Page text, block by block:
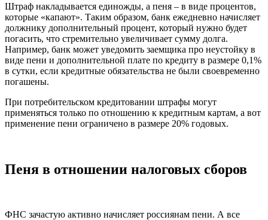
Штраф накладывается единожды, а пеня – в виде процентов,
которые «капают». Таким образом, банк ежедневно начисляет
должнику дополнительный процент, который нужно будет
погасить, что стремительно увеличивает сумму долга.
Например, банк может уведомить заемщика про неустойку в
виде пени и дополнительной плате по кредиту в размере 0,1%
в сутки, если кредитные обязательства не были своевременно
погашены.
При потребительском кредитовании штрафы могут
применяться только по отношению к кредитным картам, а вот
применение пени ограничено в размере 20% годовых.
Пеня в отношении налоговых сборов
ФНС зачастую активно начисляет россиянам пени. А все